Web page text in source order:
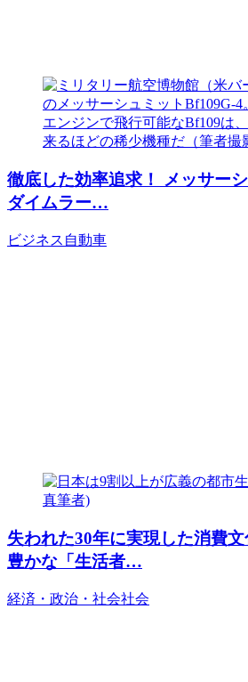
徹底した効率追求！ メッサー
ダイムラー…
ビジネス 自動車
失われた30年に実現した消費
豊かな「生活者…
経済・政治・社会社会